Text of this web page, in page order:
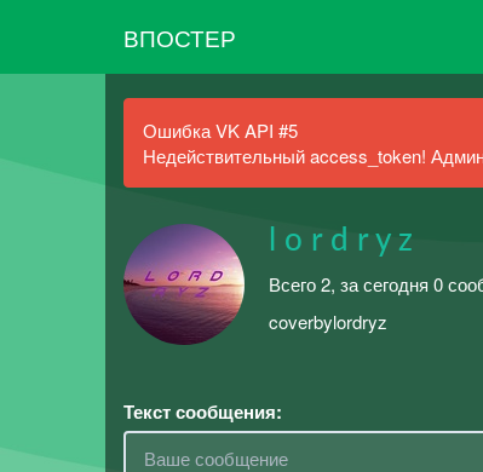
ВПОСТЕР
Ошибка VK API #5
Недействительный access_token!
l o r d r y z
Всего 2, за сегодня 0
coverbylordryz
Текст сообщения: